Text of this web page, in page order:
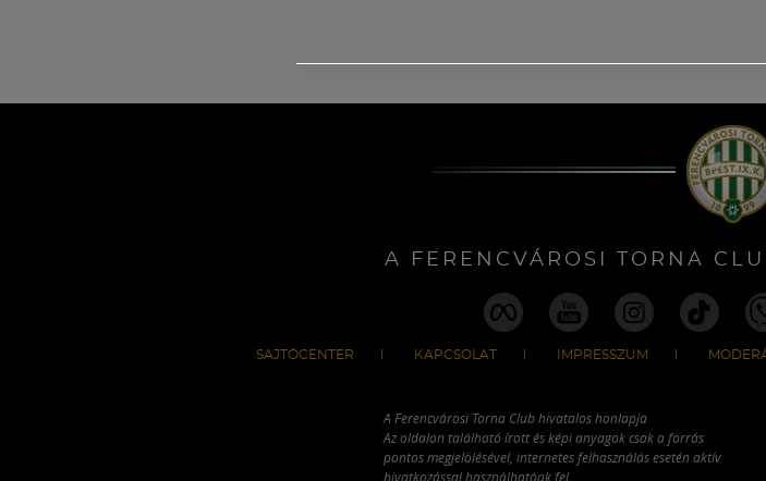
A FERENCVÁROSI TORNA
SAJTÓCENTER KAPCSOLAT IMPRESSZUM
A Ferencvárosi Torna Club hivatalos honlapja
Az oldalon található írott és képi anyagok csak a forrás
pontos megjelölésével, internetes felhasználás esetén aktív
hivatkozással használhatóak fel.